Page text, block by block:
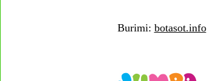
Burimi: botasot.info